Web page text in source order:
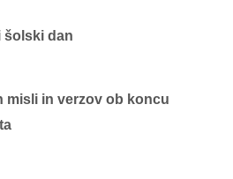
šolski dan
misli in verzov ob koncu